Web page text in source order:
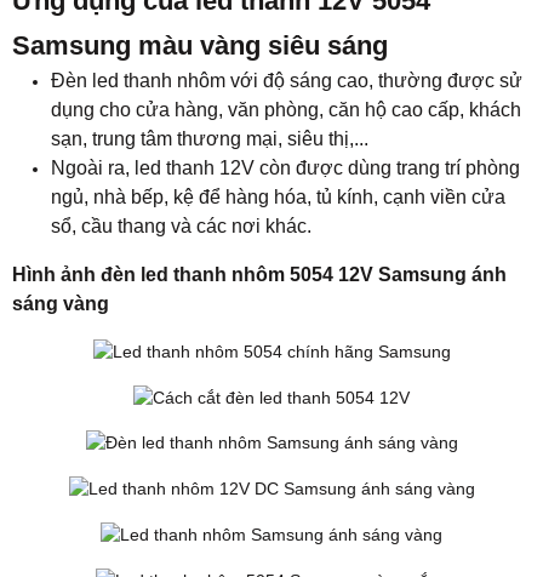
Samsung màu vàng siêu sáng
Đèn led thanh nhôm với độ sáng cao, thường được sử
dụng cho cửa hàng, văn phòng, căn hộ cao cấp, khách
sạn, trung tâm thương mại, siêu thị,...
Ngoài ra, led thanh 12V còn được dùng trang trí phòng
ngủ, nhà bếp, kệ để hàng hóa, tủ kính, cạnh viền cửa
sổ, cầu thang và các nơi khác.
Hình ảnh đèn led thanh nhôm 5054 12V Samsung ánh
sáng vàng